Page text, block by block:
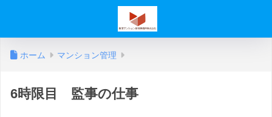
ホーム マンション管理
6時限目 監事の仕事